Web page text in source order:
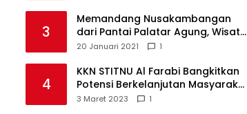
3
Memandang Nusakambangan
dari Pantai Palatar Agung, Wisata
Alternatif Masa Pandemi
20 Januari 2021 1
4
KKN STITNU Al Farabi Bangkitkan
Potensi Berkelanjutan Masyarakat
Kecamatan Langkaplancar
3 Maret 2023 1